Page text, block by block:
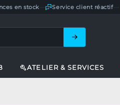
en stock Service client réactif—
ATELIER & SERVICES